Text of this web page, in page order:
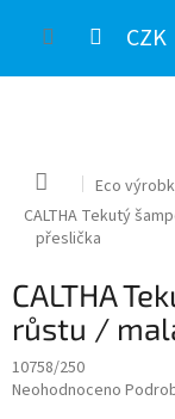
CZK
Domů Eco
CALTHA Tekutý
přeslička
CALTHA
růstu /
10758/250
Průměrné
Neohodnoceno